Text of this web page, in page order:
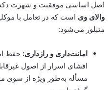
اصل اساسی موفقیت و شهرت دکتر
والای وی است که در تعامل با
متبلور می‌شود:
امانت‌داری و رازداری: حفظ
افشای اسرار از اصول
مسأله به‌طور ویژه از سوی